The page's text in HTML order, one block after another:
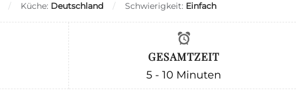
Küche: Deutschland Schwierigkeit: Einfach
GESAMTZEIT
5 - 10 Minuten